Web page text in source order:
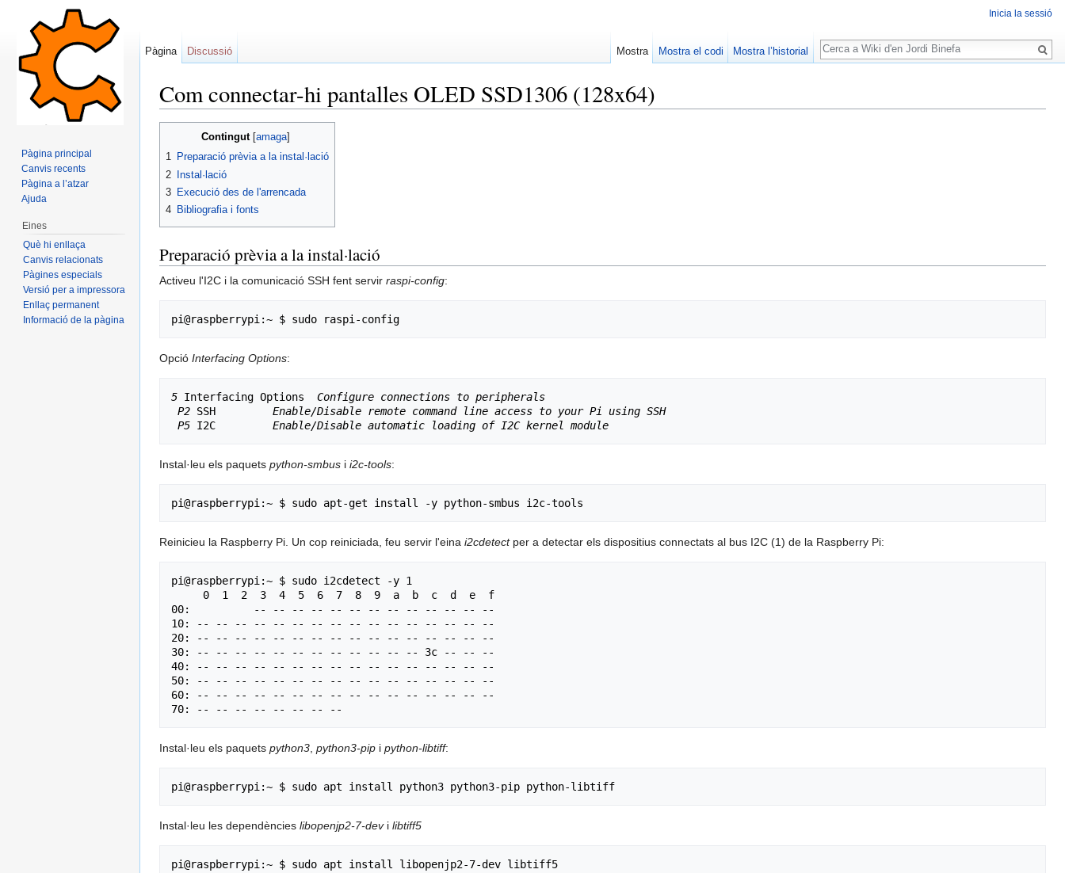
Com connectar-hi pantalles OLED SSD1306 (128x64)
Contingut[ amaga]
1 Preparació prèvia a la instal·lació
2
Instal·lació
3 Execució des de l'arrencada
4 Bibliografia i fonts
Preparació prèvia a la instal·lació
Activeu l'I2C i la comunicació SSH fent servir raspi-config:
Opció Interfacing Options:
5 Interfacing Options Configure connections to peripherals
P2 SSH Enable/Disable remote command line access to your Pi using SSH
P5 I2C Enable/Disable automatic loading of I2C kernel module
Instal·leu els paquets python-smbus i i2c-tools:
Reinicieu la Raspberry Pi. Un cop reiniciada, feu servir l'eina i2cdetectper a detectar els dispositius connectats al bus I2C (1) de la Raspberry Pi:
pi@raspberrypi:~ $ sudo i2cdetect -y 1
00:          -- -- -- -- -- -- -- -- -- -- -- -- --
10: -- -- -- -- -- -- -- -- -- -- -- -- -- -- -- --
20: -- -- -- -- -- -- -- -- -- -- -- -- -- -- -- --
30: -- -- -- -- -- -- -- -- -- -- -- -- 3c -- -- --
40: -- -- -- -- -- -- -- -- -- -- -- -- -- -- -- --
50: -- -- -- -- -- -- -- -- -- -- -- -- -- -- -- --
60: -- -- -- -- -- -- -- -- -- -- -- -- -- -- -- --
Instal·leu els paquets python3, python3-pip i python-libtiff:
Instal·leu les dependències libopenjp2-7-devi libtiff5
Inicia la sessió
Pàgina Discussió Mostra Mostra el codi Mostra l’historial
Cerca
Pàgina principal
Canvis recents
Pàgina a l’atzar
Ajuda
Eines
Què hi enllaça
Canvis relacionats
Pàgines especials
Versió per a impressora
Enllaç permanent
Informació de la pàgina